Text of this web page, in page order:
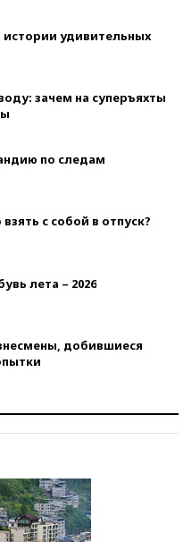
истории удивительных
зачем на суперъяхты
по следам
с собой в отпуск?
лета – 2026
добившиеся